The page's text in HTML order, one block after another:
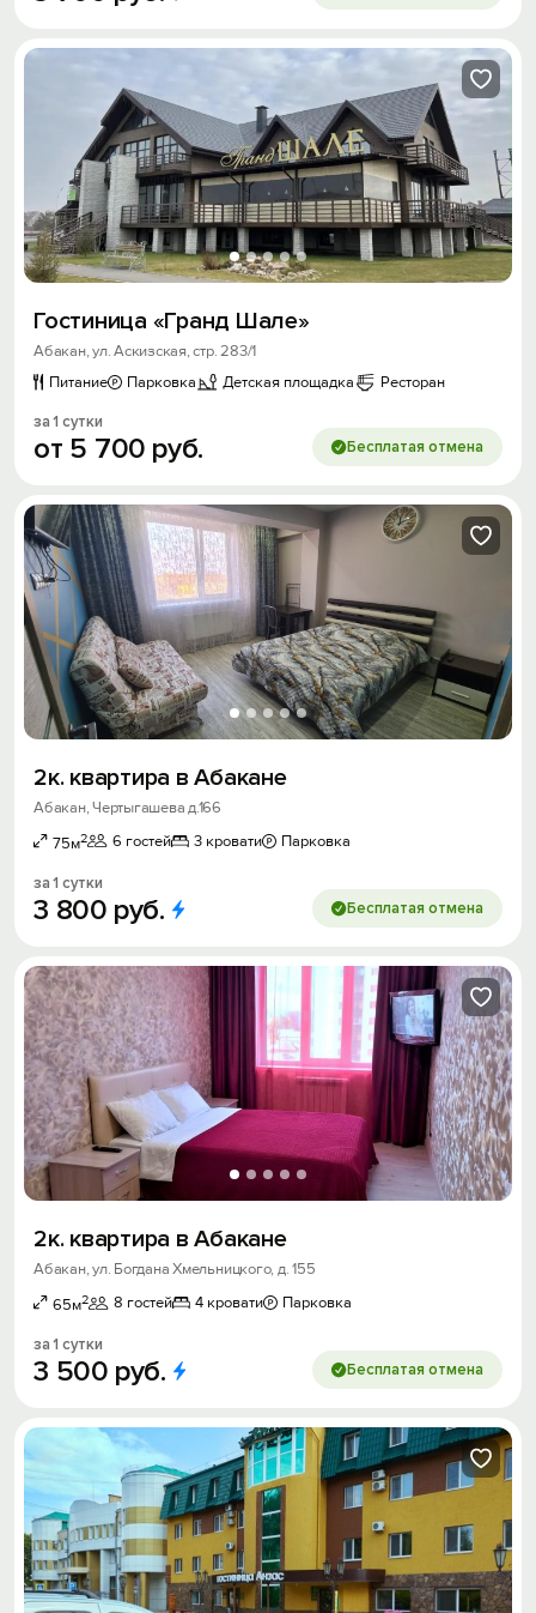
Гостиница «Гранд Шале»
Абакан, ул. Аскизская, стр. 283/1
Питание
Парковка Детская площадка Ресторан
за 1 сутки
от 5 700 руб. Бесплатая отмена
2к. квартира в Абакане
Абакан, Чертыгашева д.166
75м2 6 гостей 3 кровати Парковка
за 1 сутки
3 800 руб. Бесплатая отмена
2к. квартира в Абакане
Абакан, ул. Богдана Хмельницкого, д. 155
65м2 8 гостей 4 кровати Парковка
за 1 сутки
3 500 руб. Бесплатая отмена